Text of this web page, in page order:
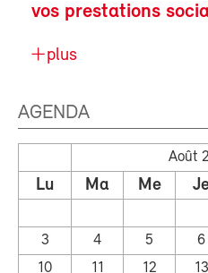
vos prestations
plus
AGENDA
Août
Lu Ma Me
3
4 5 6
10
11 12 13